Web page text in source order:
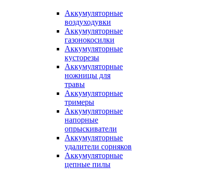
Аккумуляторные
воздуходувки
Аккумуляторные
газонокосилки
Аккумуляторные
кусторезы
Аккумуляторные
ножницы для
травы
Аккумуляторные
тримеры
Аккумуляторные
напорные
опрыскиватели
Аккумуляторные
удалители сорняков
Аккумуляторные
цепные пилы